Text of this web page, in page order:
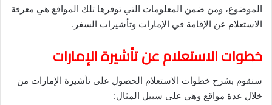
الموضوع، ومن ضمن المعلومات التي توفرها تلك المواقع هي معرفة
الاستعلام عن الإقامة في الإمارات وتأشيرات السفر.
خطوات الاستعلام عن تأشيرة الإمارات
سنقوم بشرح خطوات الاستعلام الحصول على تأشيرة الإمارات من
خلال عدة مواقع وهي على سبيل المثال: